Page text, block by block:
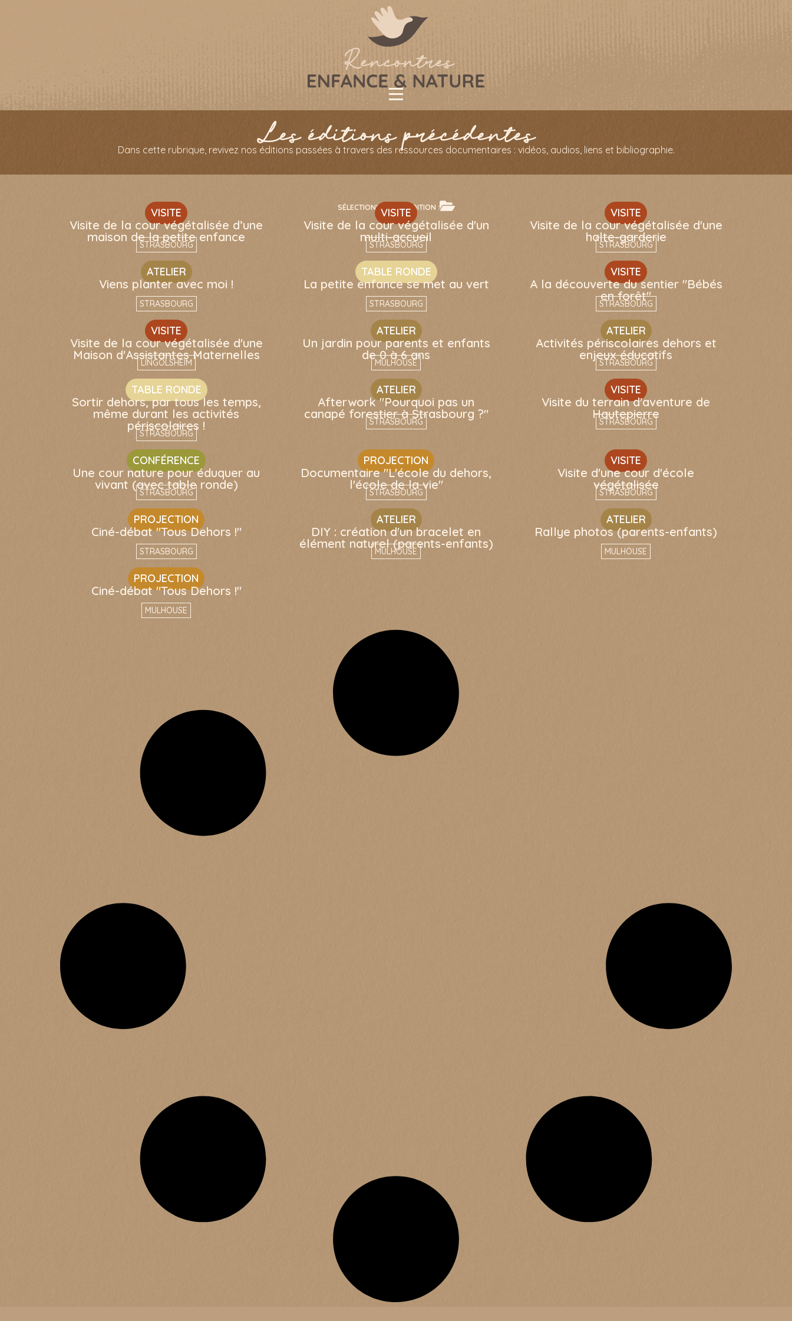
Les éditions précédentes
Dans cette rubrique, revivez nos éditions passées à travers des ressources documentaires : vidéos, audios, liens et bibliographie.
SÉLECTIONNER UNE ÉDITION :
VISITE
Visite de la cour végétalisée d’une
maison de la petite enfance
STRASBOURG
VISITE
Visite de la cour végétalisée d'un
multi-accueil
STRASBOURG
VISITE
Visite de la cour végétalisée d'une
halte-garderie
STRASBOURG
ATELIER
Viens planter avec moi !
STRASBOURG
TABLE RONDE
La petite enfance se met au vert
STRASBOURG
VISITE
A la découverte du sentier "Bébés
en forêt"
STRASBOURG
VISITE
Visite de la cour végétalisée d'une
Maison d'Assistantes Maternelles
LINGOLSHEIM
ATELIER
Un jardin pour parents et enfants
de 0 à 6 ans
MULHOUSE
ATELIER
Activités périscolaires dehors et
enjeux éducatifs
STRASBOURG
TABLE RONDE
Sortir dehors, par tous les temps,
même durant les activités
périscolaires !
STRASBOURG
ATELIER
Afterwork "Pourquoi pas un
canapé forestier à Strasbourg ?"
STRASBOURG
VISITE
Visite du terrain d'aventure de
Hautepierre
STRASBOURG
CONFÉRENCE
Une cour nature pour éduquer au
vivant (avec table ronde)
STRASBOURG
PROJECTION
Documentaire "L'école du dehors,
l'école de la vie"
STRASBOURG
VISITE
Visite d'une cour d'école
végétalisée
STRASBOURG
PROJECTION
Ciné-débat "Tous Dehors !"
STRASBOURG
ATELIER
DIY : création d'un bracelet en
élément naturel (parents-enfants)
MULHOUSE
ATELIER
Rallye photos (parents-enfants)
MULHOUSE
PROJECTION
Ciné-débat "Tous Dehors !"
MULHOUSE